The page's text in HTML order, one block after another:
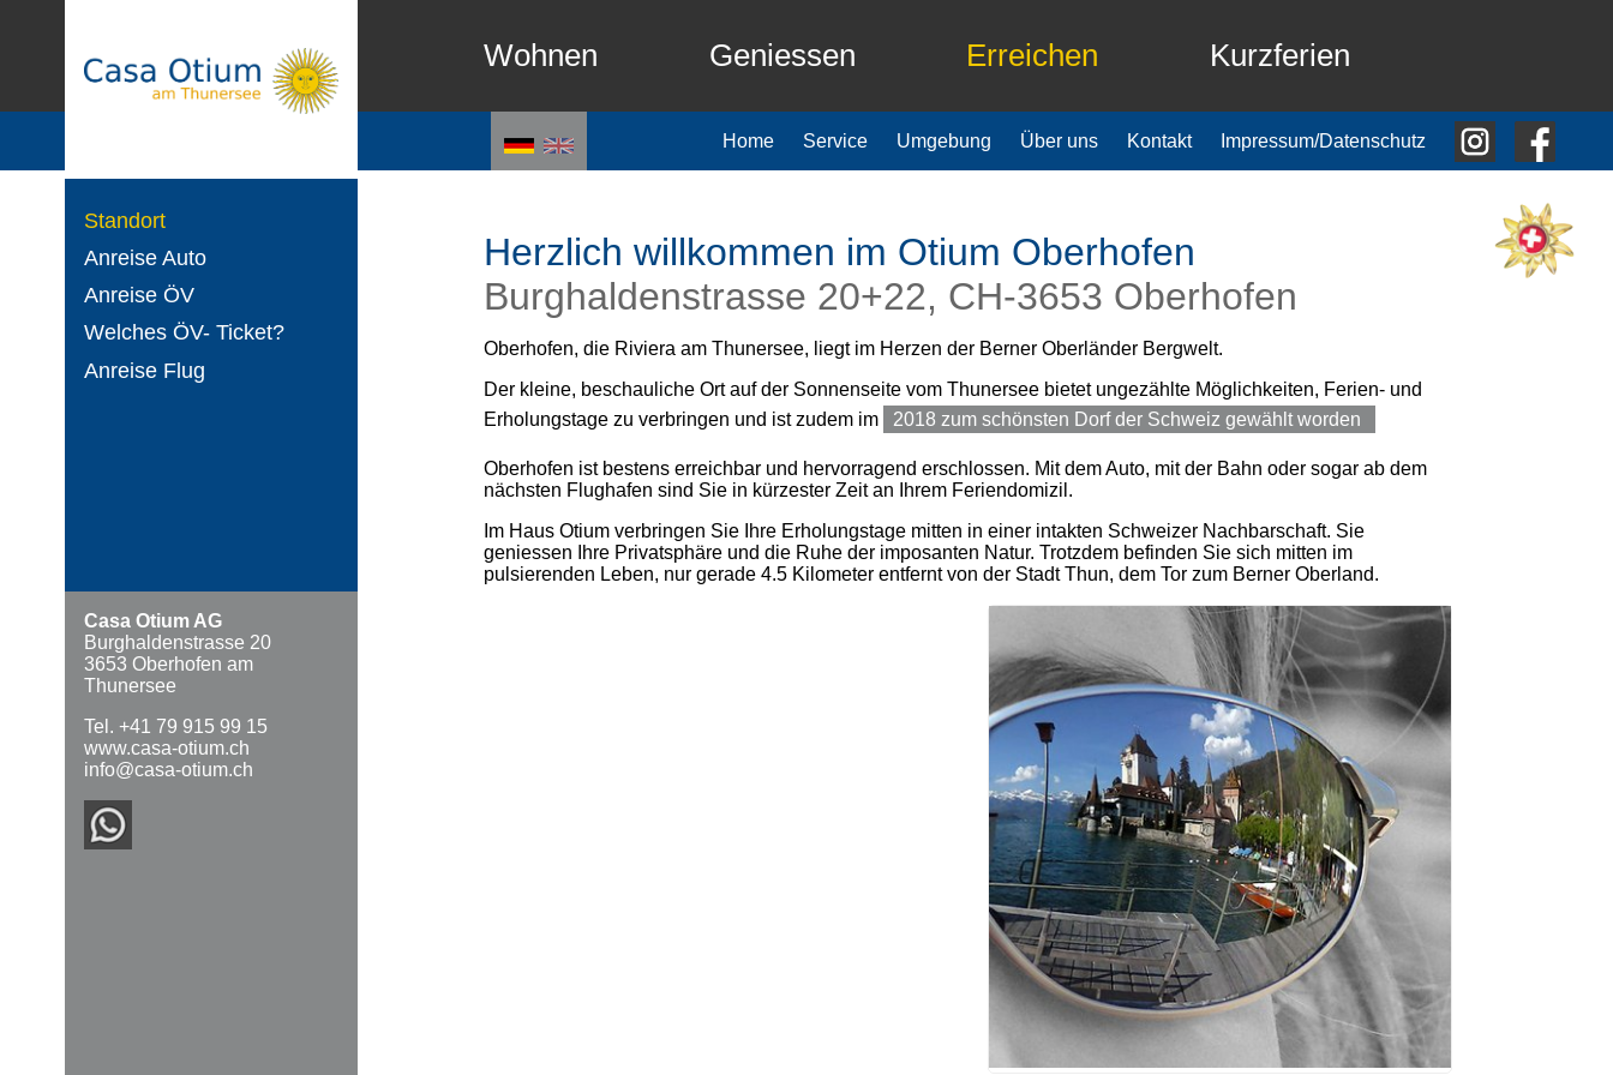
Wohnen Geniessen Erreichen Kurzferien
Home Service Umgebung Über uns Kontakt Impressum/Datenschutz
Herzlich willkommen im Otium Oberhofen
Burghaldenstrasse 20+22, CH-3653 Oberhofen
Oberhofen, die Riviera am Thunersee, liegt im Herzen der Berner Oberländer Bergwelt.
Der kleine, beschauliche Ort auf der Sonnenseite vom Thunersee bietet ungezählte Möglichkeiten, Ferien- und
Erholungstage zu verbringen und ist zudem im
2018 zum schönsten Dorf der Schweiz gewählt worden
Oberhofen ist bestens erreichbar und hervorragend erschlossen. Mit dem Auto, mit der Bahn oder sogar ab dem
nächsten Flughafen sind Sie in kürzester Zeit an Ihrem Feriendomizil.
Im Haus Otium verbringen Sie Ihre Erholungstage mitten in einer intakten Schweizer Nachbarschaft. Sie
geniessen Ihre Privatsphäre und die Ruhe der imposanten Natur. Trotzdem befinden Sie sich mitten im
pulsierenden Leben, nur gerade 4.5 Kilometer entfernt von der Stadt Thun, dem Tor zum Berner Oberland.
Standort
Anreise Auto
Anreise ÖV
Welches ÖV- Ticket?
Anreise Flug
Casa Otium AG
Burghaldenstrasse 20
3653 Oberhofen am
Thunersee
Tel. +41 79 915 99 15
www.casa-otium.ch
info@casa-otium.ch